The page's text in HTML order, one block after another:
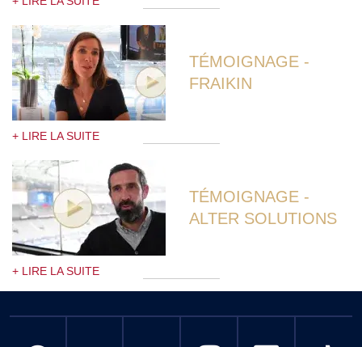
TÉMOIGNAGE -
FRAIKIN
+ LIRE LA SUITE
TÉMOIGNAGE -
ALTER SOLUTIONS
+ LIRE LA SUITE